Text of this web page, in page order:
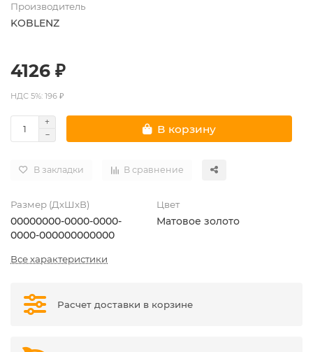
Производитель
KOBLENZ
4126 ₽
НДС 5%: 196 ₽
В корзину
В закладки В сравнение
Размер (ДхШхВ)
00000000-0000-0000-
0000-000000000000
Цвет
Матовое золото
Все характеристики
Расчет доставки в корзине